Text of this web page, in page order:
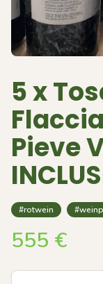
5 x
Pieve
#rotwein
555 €